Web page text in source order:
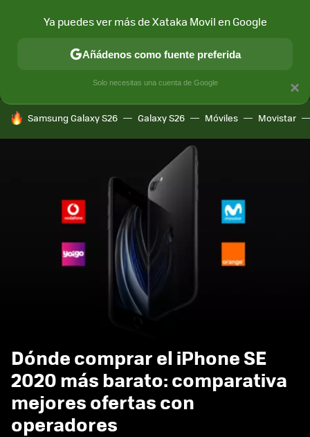
MÓVIL Y SOCIEDAD APLICACIONES
HOY SE HABLA DE
Samsung Galaxy S26 Galaxy S26 Móviles Movistar
Dónde comprar el iPhone SE
2020 más barato: comparativa
mejores ofertas con
operadores
×
Ya puedes ver más de Xataka Movil en Google
Añádenos como fuente preferida
Solo necesitas una cuenta de Google